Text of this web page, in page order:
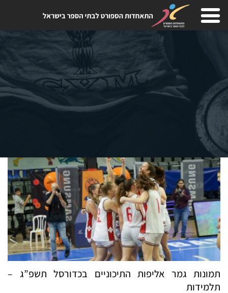
תמונות גמר אליפות התיכוניים בכדורסל תשפ”ג –
תלמידות